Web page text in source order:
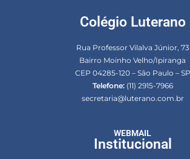
Colégio Luterano
Rua Professor Vilalva Júnior, 73
Bairro Moinho Velho/Ipiranga
CEP 04285-120 – São Paulo – SP
Telefone:(11) 2915-7966
secretaria@luterano.com.br
WEBMAIL
Institucional